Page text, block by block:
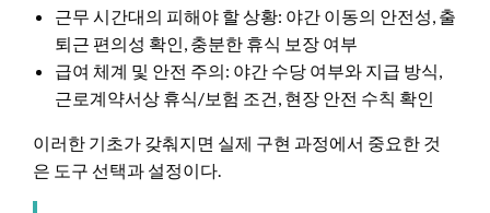
근무 시간대의 피해야 할 상황: 야간 이동의 안전성, 출
퇴근 편의성 확인, 충분한 휴식 보장 여부
급여 체계 및 안전 주의: 야간 수당 여부와 지급 방식,
근로계약서상 휴식/보험 조건, 현장 안전 수칙 확인
이러한 기초가 갖춰지면 실제 구현 과정에서 중요한 것
은 도구 선택과 설정이다.